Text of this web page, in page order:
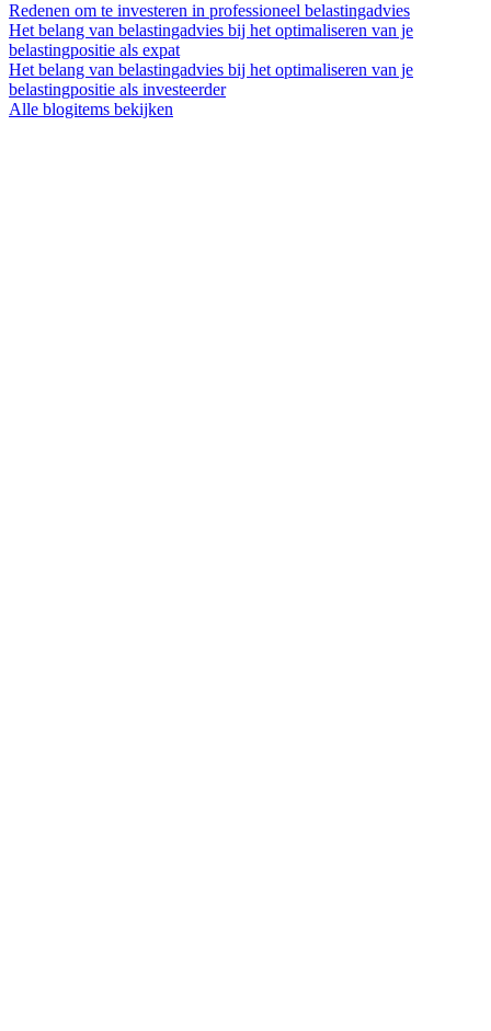
Redenen om te investeren in professioneel belastingadvies
Het belang van belastingadvies bij het optimaliseren van je
belastingpositie als expat
Het belang van belastingadvies bij het optimaliseren van je
belastingpositie als investeerder
Alle blogitems bekijken